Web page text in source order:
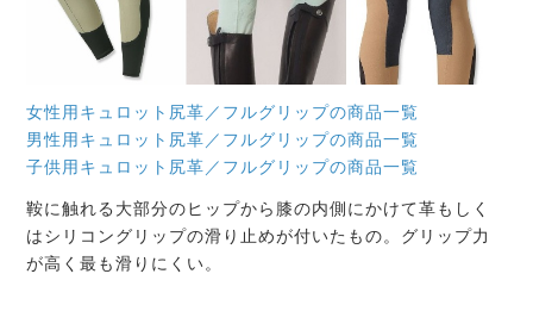
女性用キュロット尻革／フルグリップの商品一覧
男性用キュロット尻革／フルグリップの商品一覧
子供用キュロット尻革／フルグリップの商品一覧
鞍に触れる大部分のヒップから膝の内側にかけて革もしく
はシリコングリップの滑り止めが付いたもの。グリップ力
が高く最も滑りにくい。